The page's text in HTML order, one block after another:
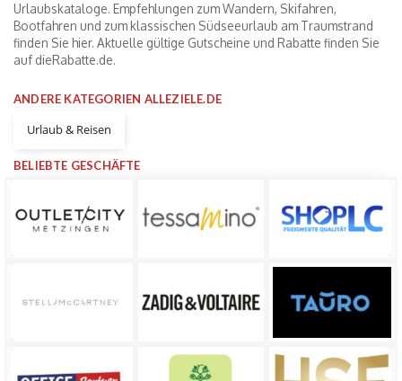
Urlaubskataloge. Empfehlungen zum Wandern, Skifahren,
Bootfahren und zum klassischen Südseeurlaub am Traumstrand
finden Sie hier. Aktuelle gültige Gutscheine und Rabatte finden Sie
auf dieRabatte.de.
ANDERE KATEGORIEN ALLEZIELE.DE
Urlaub & Reisen
BELIEBTE GESCHÄFTE